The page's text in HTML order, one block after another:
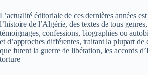
L’actualité éditoriale de ces dernières années
l’histoire de l’Algérie, des textes de tous genres,
témoignages, confessions, biographies ou
et d’approches différentes, traitant la plupart de
que furent la guerre de libération, les accords
torture.